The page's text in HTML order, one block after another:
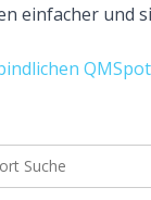
einfacher und